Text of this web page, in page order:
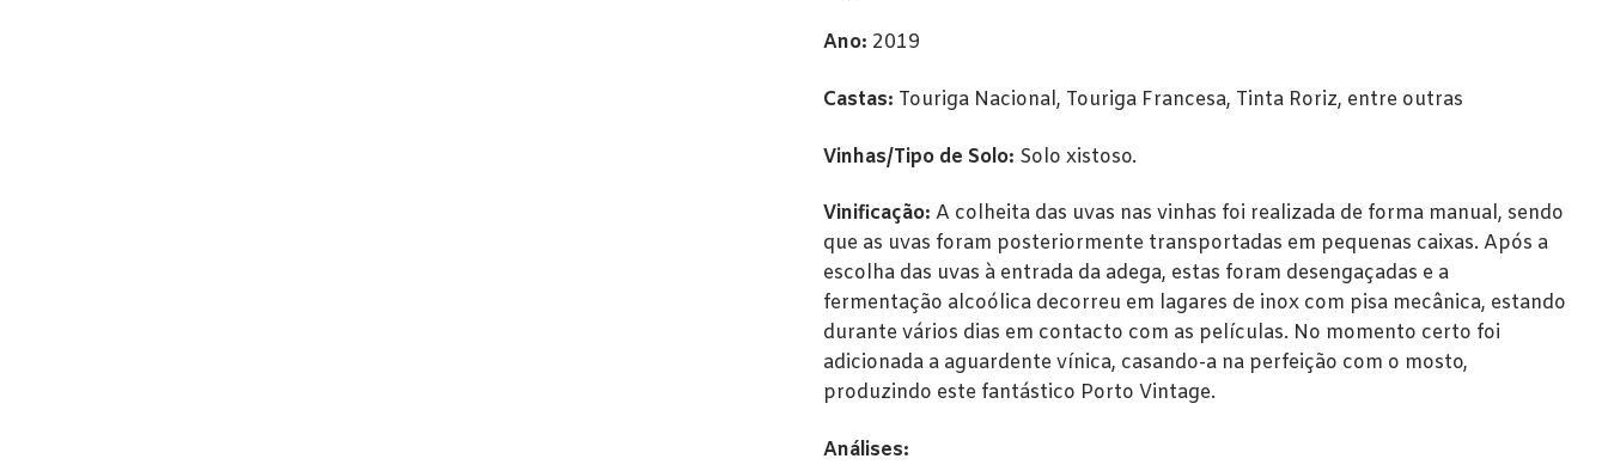
Ano: 2019
Castas: Touriga Nacional, Touriga Francesa, Tinta Roriz, entre outras
Vinhas/Tipo de Solo: Solo xistoso.
Vinificação: A colheita das uvas nas vinhas foi realizada de forma manual, sendo
que as uvas foram posteriormente transportadas em pequenas caixas. Após a
escolha das uvas à entrada da adega, estas foram desengaçadas e a
fermentação alcoólica decorreu em lagares de inox com pisa mecânica, estando
durante vários dias em contacto com as películas. No momento certo foi
adicionada a aguardente vínica, casando-a na perfeição com o mosto,
produzindo este fantástico Porto Vintage.
Análises: